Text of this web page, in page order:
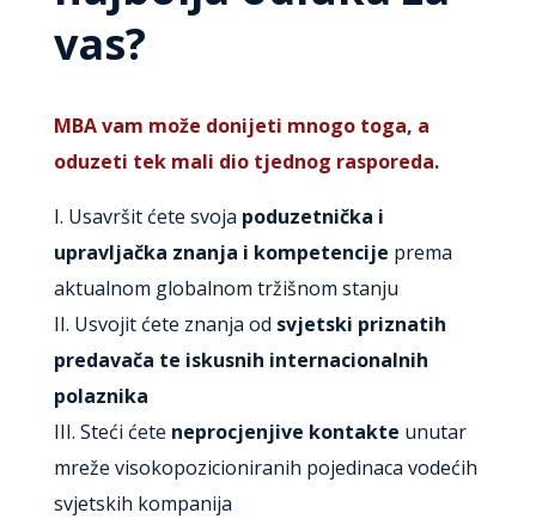
vas?
MBA vam može donijeti mnogo toga, a
oduzeti tek mali dio tjednog rasporeda.
I. Usavršit ćete svoja poduzetnička i
upravljačka znanja i kompetencije prema
aktualnom globalnom tržišnom stanju
II. Usvojit ćete znanja od svjetski priznatih
predavača te iskusnih internacionalnih
polaznika
III. Steći ćete neprocjenjive kontakte unutar
mreže visokopozicioniranih pojedinaca vodećih
svjetskih kompanija